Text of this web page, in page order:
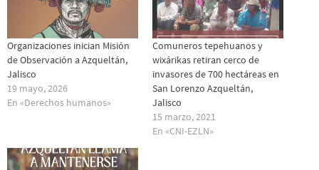
Organizaciones inician Misión
de Observación a Azqueltán,
Jalisco
19 mayo, 2026
En «Derechos humanos»
Comuneros tepehuanos y
wixárikas retiran cerco de
invasores de 700 hectáreas en
San Lorenzo Azqueltán,
Jalisco
15 marzo, 2021
En «CNI-EZLN»